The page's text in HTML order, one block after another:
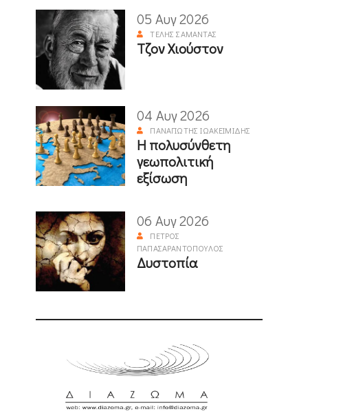
05 Αυγ 2026
ΤΈΛΗΣ ΣΑΜΑΝΤΆΣ
Τζον Χιούστον
04 Αυγ 2026
ΠΑΝΑΓΙΏΤΗΣ ΙΩΑΚΕΙΜΊΔΗΣ
Η πολυσύνθετη
γεωπολιτική
εξίσωση
06 Αυγ 2026
ΠΈΤΡΟΣ
ΠΑΠΑΣΑΡΑΝΤΌΠΟΥΛΟΣ
Δυστοπία